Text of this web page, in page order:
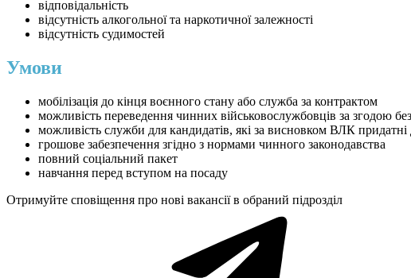
відповідальність
відсутність алкогольної та наркотичної залежності
відсутність судимостей
Умови
мобілізація до кінця воєнного стану або служба за контрактом
можливість переведення чинних військовослужбовців за згодою
можливість служби для кандидатів, які за висновком ВЛК
грошове забезпечення згідно з нормами чинного законодавства
повний соціальний пакет
навчання перед вступом на посаду
Отримуйте сповіщення про нові вакансії в обраний підрозділ